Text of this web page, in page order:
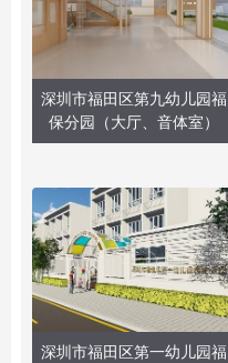
深圳市福田区第九幼儿园福
保分园（大厅、音体室）
深圳市福田区第一幼儿园福